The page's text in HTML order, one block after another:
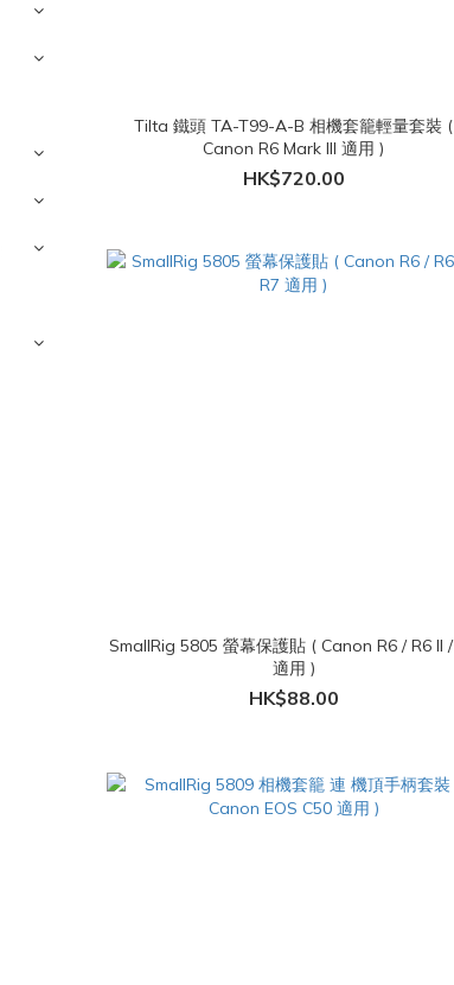
Tilta 鐵頭 TA-T99-A-B 相機套籠輕量套裝 (
Canon R6 Mark III 適用 )
HK$720.00
SmallRig 5805 螢幕保護貼 ( Canon R6 / R6 II
適用 )
HK$88.00